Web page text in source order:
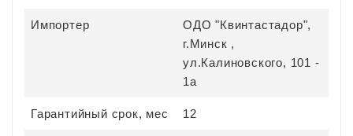
Импортер
ОДО "Квинтастадор",
г.Минск ,
ул.Калиновского, 101 -
1а
Гарантийный срок, мес 12